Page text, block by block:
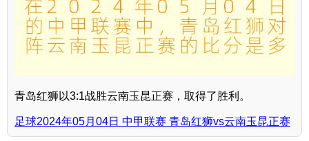
青岛红狮以3:1战胜云南玉昆正赛，取得了胜利。
足球2024年05月04日 中甲联赛 青岛红狮vs云南玉昆正赛